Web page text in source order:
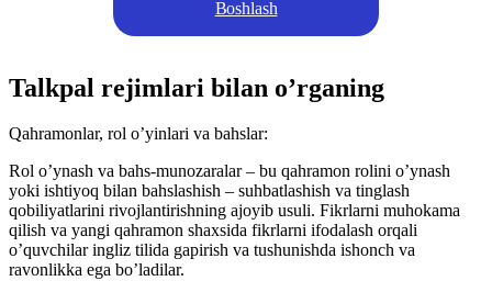
Boshlash
Talkpal rejimlari bilan o’rganing
Qahramonlar, rol o’yinlari va bahslar:
Rol o’ynash va bahs-munozaralar – bu qahramon rolini o’ynash
yoki ishtiyoq bilan bahslashish – suhbatlashish va tinglash
qobiliyatlarini rivojlantirishning ajoyib usuli. Fikrlarni muhokama
qilish va yangi qahramon shaxsida fikrlarni ifodalash orqali
o’quvchilar ingliz tilida gapirish va tushunishda ishonch va
ravonlikka ega bo’ladilar.